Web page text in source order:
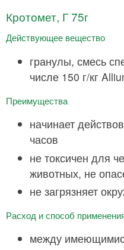
Кротомет, Г 75г
Действующее вещество
гранулы, смесь
числе 150 г/кг
Преимущества
начинает
часов
не токсичен для
животных, не
не загрязняет
Расход и способ
между